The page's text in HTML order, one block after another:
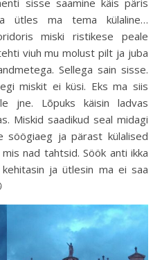
sisse saamine käis päris
ütles ma tema külaline…
miski ristikese peale
viuh mu molust pilt ja juba
Sellega sain sisse.
miskit ei küsi. Eks ma siis
jne. Lõpuks käisin ladvas
Miskid saadikud seal midagi
söögiaeg ja pärast külalised
nad tahtsid. Söök anti ikka
ja ütlesin ma ei saa